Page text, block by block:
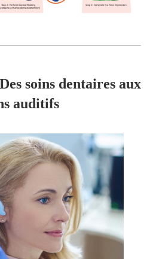
soins dentaires aux
auditifs